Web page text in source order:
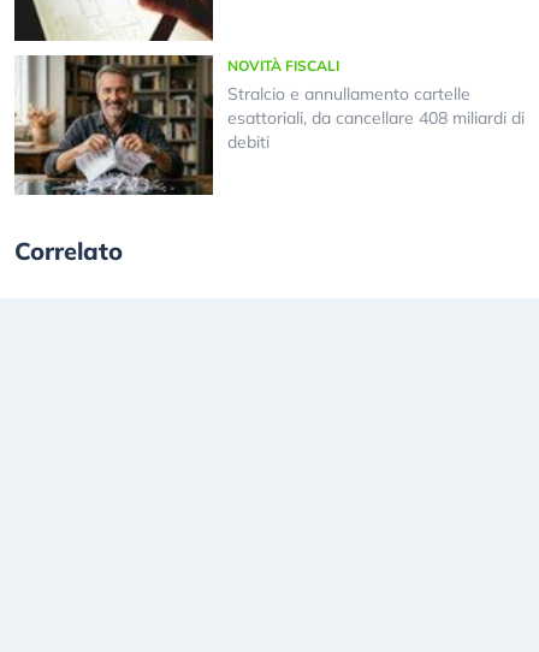
NOVITÀ FISCALI
Stralcio e annullamento cartelle
esattoriali, da cancellare 408 miliardi di
debiti
Correlato